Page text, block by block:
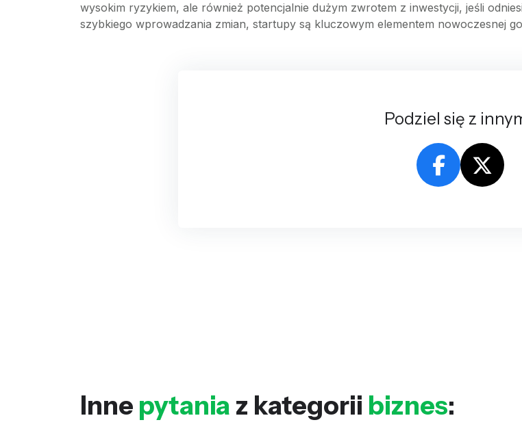
wysokim ryzykiem, ale również potencjalnie dużym zwrotem z inwestycji, jeśli
szybkiego wprowadzania zmian, startupy są kluczowym elementem nowoczesnej
Podziel się z
Inne pytania z kategorii biznes: